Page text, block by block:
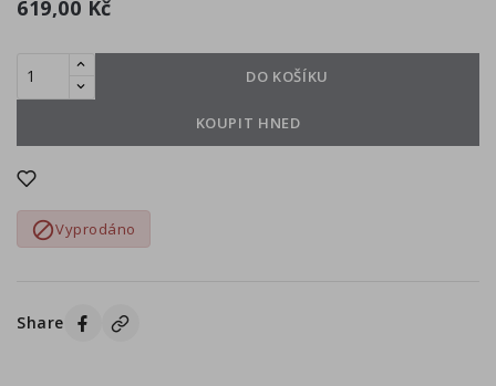
619,00 Kč
DO KOŠÍKU
KOUPIT HNED
Vyprodáno
Share